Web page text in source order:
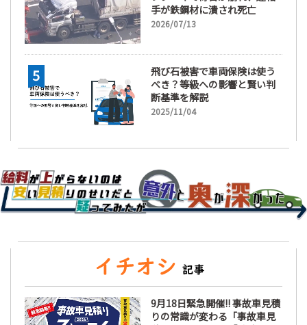
手が鉄鋼材に潰され死亡
2026/07/13
飛び石被害で車両保険は使う
べき？等級への影響と賢い判
断基準を解説
2025/11/04
9月18日緊急開催!! 事故車見積
りの常識が変わる「事故車見